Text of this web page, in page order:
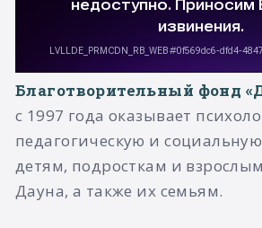
Благотворительный фонд
с 1997 года оказывает
педагогическую и
детям, подросткам и
Дауна, а также их семьям.​